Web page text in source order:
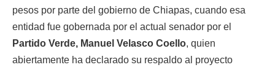
pesos por parte del gobierno de Chiapas, cuando esa
entidad fue gobernada por el actual senador por el
Partido Verde, Manuel Velasco Coello, quien
abiertamente ha declarado su respaldo al proyecto